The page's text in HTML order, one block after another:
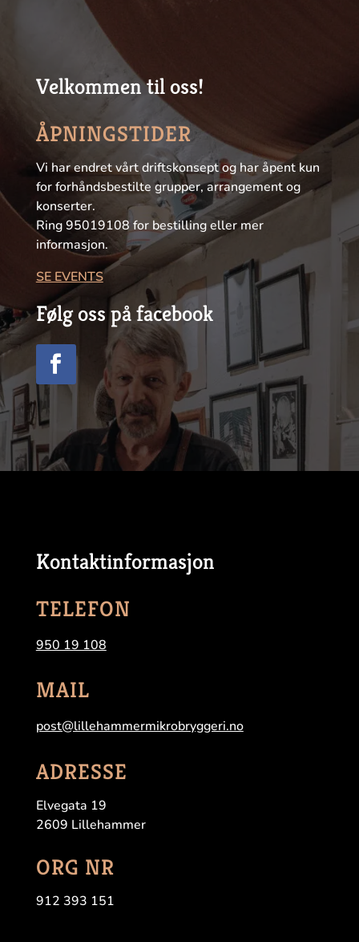
Velkommen til oss!
ÅPNINGSTIDER
Vi har endret vårt driftskonsept og har åpent kun
for forhåndsbestilte grupper, arrangement og
konserter.
Ring 95019108 for bestilling eller mer
informasjon.
SE EVENTS
Følg oss på facebook
Kontaktinformasjon
TELEFON
950 19 108
MAIL
post@lillehammermikrobryggeri.no
ADRESSE
Elvegata 19
2609 Lillehammer
ORG NR
912 393 151